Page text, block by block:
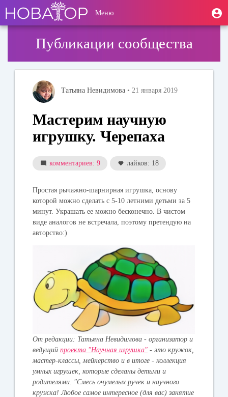
основному
содержанию
User
account
Меню
Публикации сообщества
Татьяна Невидимова • 21 января 2019
Мастерим научную
игрушку. Черепаха
комментариев: 9 лайков: 18
Простая рычажно-шарнирная игрушка, основу
которой можно сделать с 5-10 летними детьми за 5
минут. Украшать ее можно бесконечно. В чистом
виде аналогов не встречала, поэтому претендую на
авторство:)
От редакции: Татьяна Невидимова - организатор и
ведущийпроекта "Научная игрушка" - это кружок,
мастер-классы, мейкерство и в итоге - коллекция
умных игрушек, которые сделаны детьми и
родителями. "Смесь очумелых ручек и научного
кружка! Любое самое интересное (для вас) занятие